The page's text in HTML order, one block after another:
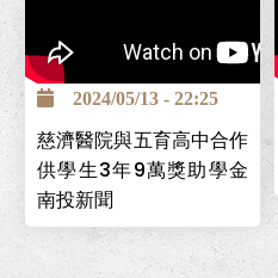
南投巿五育高中為全國第一
個創立的照顧服務科，為讓
學生能安心求學，並保障畢
業後有穩定工作，與台中慈
濟醫院簽署「攜手高昇獎助
學金」計畫，提供學生高中
在校期間3年9萬元，且畢業
後可至台中慈濟醫院工作。
2024/05/13 - 22:25
慈濟醫院與五育高中合作
供學生3年9萬獎助學金
南投新聞